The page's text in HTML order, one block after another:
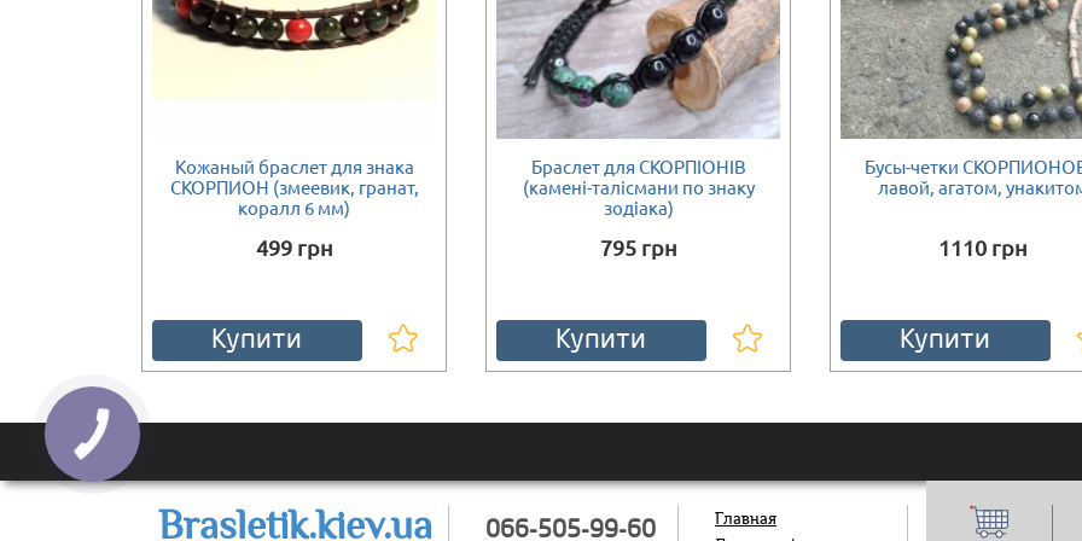
Кожаный браслет для знака
СКОРПИОН (змеевик, гранат,
коралл 6 мм)
499 грн
Купити
Браслет для СКОРПІОНІВ
(камені-талісмани по знаку
зодіака)
795 грн
Купити
Бусы-четки
лавой, агатом,
1110 грн
Купити
Є в наявності Є в наявності Є в наявності
Brasletik.kiev.ua 066-505-99-60
Главная